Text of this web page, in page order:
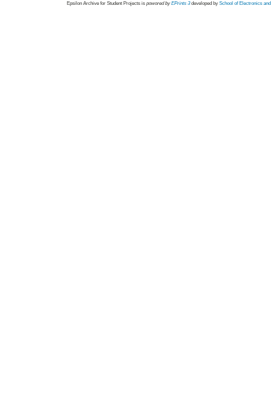
Epsilon Archive for Student Projects is powored byEPrints 3 developed by School of Electronics